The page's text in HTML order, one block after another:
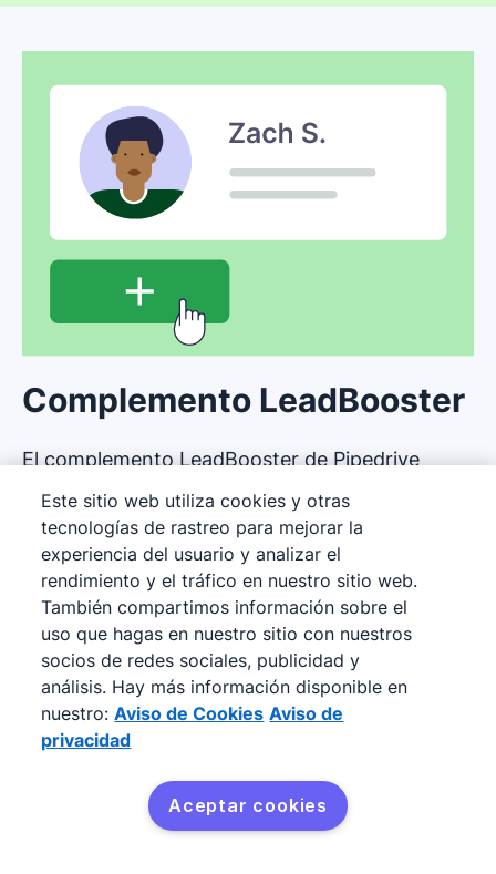
Complemento LeadBooster
El complemento LeadBooster de Pipedrive
cuenta con cuatro potentes funciones que te
dan mayor control sobre la generación de
prospectos:
Prospector:Ten acceso a una enorme
base de datos de más de 400 millones de
perfiles y 10 millones de empresas,
optimizada según el perfil de tu cliente
ideal.
: Automatiza la interacción con los
clientes y calificación de prospectos con
Este sitio web utiliza cookies y otras
tecnologías de rastreo para mejorar la
experiencia del usuario y analizar el
rendimiento y el tráfico en nuestro sitio web.
También compartimos información sobre el
uso que hagas en nuestro sitio con nuestros
socios de redes sociales, publicidad y
análisis. Hay más información disponible en
nuestro: Aviso de Cookies Aviso de
privacidad
Aceptar cookies